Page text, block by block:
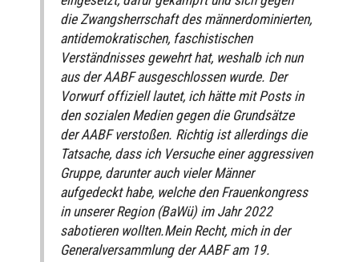
die Zwangsherrschaft des männerdominierten,
antidemokratischen, faschistischen
Verständnisses gewehrt hat, weshalb ich nun
aus der AABF ausgeschlossen wurde. Der
Vorwurf offiziell lautet, ich hätte mit Posts in
den sozialen Medien gegen die Grundsätze
der AABF verstoßen. Richtig ist allerdings die
Tatsache, dass ich Versuche einer aggressiven
Gruppe, darunter auch vieler Männer
aufgedeckt habe, welche den Frauenkongress
in unserer Region (BaWü) im Jahr 2022
sabotieren wollten.Mein Recht, mich in der
Generalversammlung der AABF am 19.